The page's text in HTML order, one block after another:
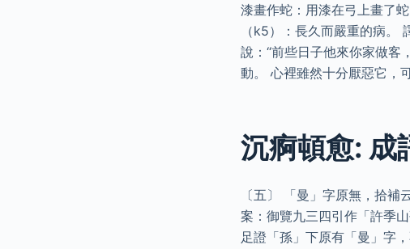
漆畫作蛇：用漆在弓上畫了
（k5）：長久而嚴重的病。
說：“前些日子他來你家做客
動。 心裡雖然十分厭惡它，
沉痾頓愈: 成
〔五〕 「曼」字原無，拾
案：御覽九三四引作「許季
足證「孫」下原有「曼」字